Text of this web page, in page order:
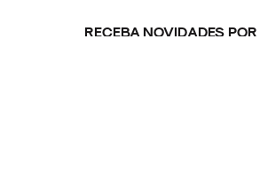
RECEBA NOVIDADES